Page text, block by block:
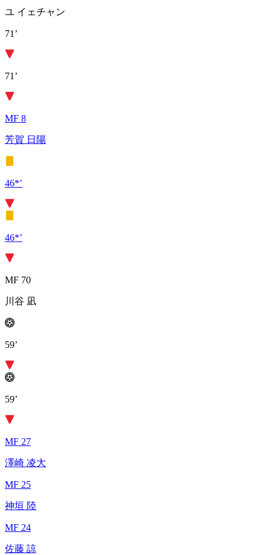
ユ イェチャン
71’
71’
MF 8
芳賀 日陽
46*’
46*’
MF 70
川谷 凪
59’
59’
MF 27
澤崎 凌大
MF 25
神垣 陸
MF 24
佐藤 諒